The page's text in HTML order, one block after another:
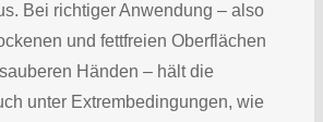
Bei richtiger Anwendung – also
und fettfreien Oberflächen
Händen – hält die
unter Extrembedingungen, wie